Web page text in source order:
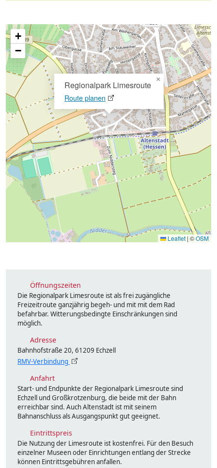
Regionalpark Limesroute
Route planen
×
+
−
Leaflet | ©OSM
Öffnungszeiten
Die Regionalpark Limesroute ist als frei zugängliche
Freizeitroute ganzjährig begeh- und mit mit dem Rad
befahrbar. Witterungsbedingte Einschränkungen sind
möglich.
Adresse
Bahnhofstraße 20, 61209 Echzell
RMV-Verbindung
Anfahrt
Start- und Endpunkte der Regionalpark Limesroute sind
Echzell und Großkrotzenburg, die beide mit der Bahn
erreichbar sind. Auch Altenstadt ist mit seinem
Bahnanschluss als Ausgangspunkt gut geeignet.
Eintrittspreis
Die Nutzung der Limesroute ist kostenfrei. Für den Besuch
einzelner Museen oder Einrichtungen entlang der Strecke
können Eintrittsgebühren anfallen.